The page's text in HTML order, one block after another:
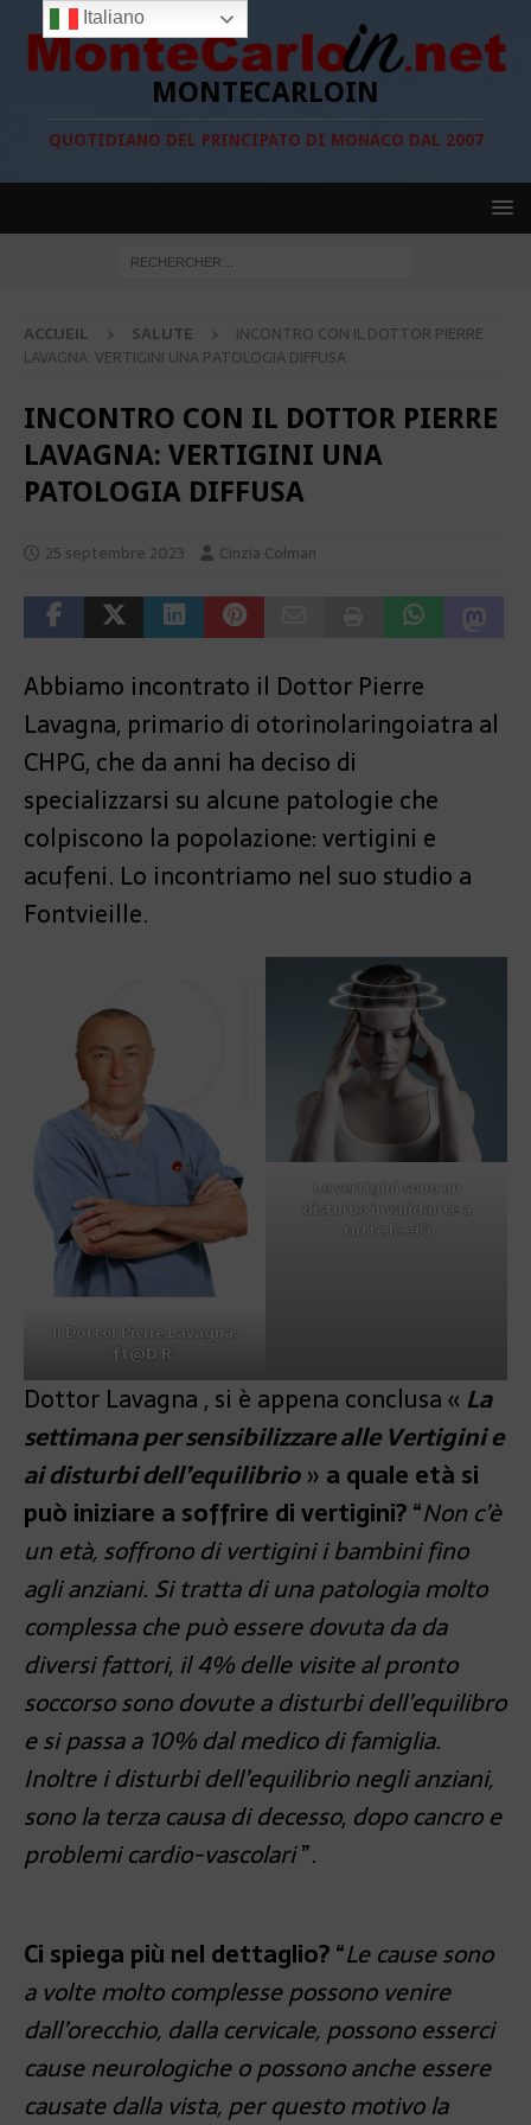
MONTECARLOIN
QUOTIDIANO DEL PRINCIPATO DI MONACO DAL 2007
ACCUEIL SALUTE
INCONTRO CON IL DOTTOR PIERRE
LAVAGNA: VERTIGINI UNA PATOLOGIA DIFFUSA
INCONTRO CON IL DOTTOR PIERRE
LAVAGNA: VERTIGINI UNA
PATOLOGIA DIFFUSA
25 septembre 2023 Cinzia Colman
Abbiamo incontrato il Dottor Pierre
Lavagna, primario di otorinolaringoiatra al
CHPG, che da anni ha deciso di
specializzarsi su alcune patologie che
colpiscono la popolazione: vertigini e
acufeni. Lo incontriamo nel suo studio a
Fontvieille.
Il Dottor Pierre Lavagna,
ft@D.R.
Le vertigini sono un
disturbo invalidante a
tutte le età
Dottor Lavagna , si è appena conclusa « La
settimana per sensibilizzare alle Vertigini e
ai disturbi dell’equilibrio» a quale età si
può iniziare a soffrire di vertigini?“Non c’è
un età, soffrono di vertigini i bambini fino
agli anziani. Si tratta di una patologia molto
complessa che può essere dovuta da da
diversi fattori, il 4% delle visite al pronto
soccorso sono dovute a disturbi dell’equilibro
e si passa a 10% dal medico di famiglia.
Inoltre i disturbi dell’equilibrio negli anziani,
sono la terza causa di decesso, dopo cancro e
problemi cardio-vascolari”.
Ci spiega più nel dettaglio?“Le cause sono
a volte molto complesse possono venire
dall’orecchio, dalla cervicale, possono esserci
cause neurologiche o possono anche essere
causate dalla vista, per questo motivo la
Italiano